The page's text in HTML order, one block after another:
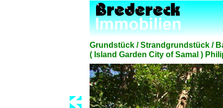
Grundstück / Strandgrundstück /
( Island Garden City of Samal )